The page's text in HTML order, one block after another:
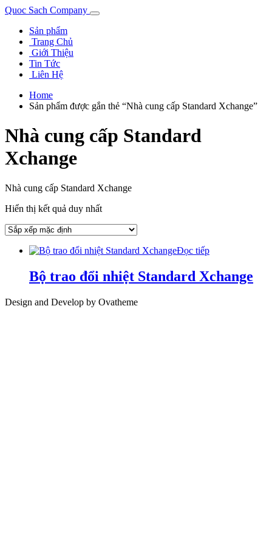
Quoc Sach Company
Sản phẩm
Trang Chủ
Giới Thiệu
Tin Tức
Liên Hệ
Home
Sản phẩm được gắn thẻ “Nhà cung cấp Standard Xchange”
Nhà cung cấp Standard
Xchange
Nhà cung cấp Standard Xchange
Hiển thị kết quả duy nhất
Đọc tiếp
Bộ trao đổi nhiệt Standard Xchange
Design and Develop by Ovatheme